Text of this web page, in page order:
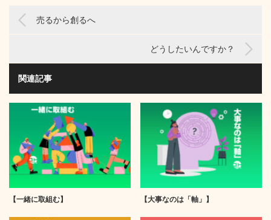
売るから創るへ
どうしたいんですか？
関連記事
【一緒に取組む】 【大事なのは「軸」】